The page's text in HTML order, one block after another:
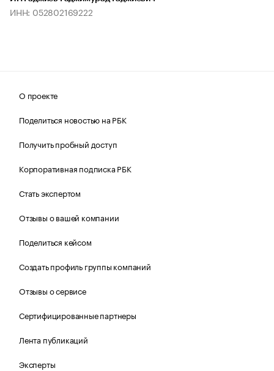
ИНН: 052802169222
О проекте
Поделиться новостью на РБК
Получить пробный доступ
Корпоративная подписка РБК
Стать экспертом
Отзывы о вашей компании
Поделиться кейсом
Создать профиль группы компаний
Отзывы о сервисе
Сертифицированные партнеры
Лента публикаций
Эксперты